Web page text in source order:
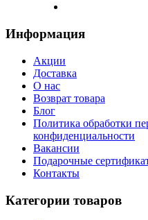
Информация
Акции
Доставка
О нас
Возврат товара
Блог
Политика обработки
конфиденциальности
Вакансии
Подарочные
Контакты
Категории товаров